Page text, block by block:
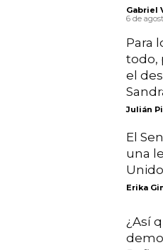
Gabriel
6 de
Para
todo,
el
Julián
El
una
Erika
¿Así